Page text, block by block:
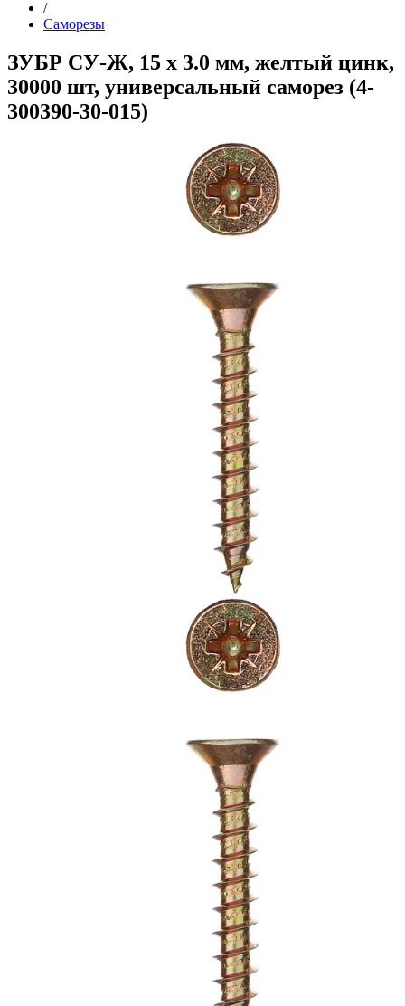
/
Саморезы
ЗУБР СУ-Ж, 15 х 3.0 мм, желтый цинк,
30000 шт, универсальный саморез (4-
300390-30-015)